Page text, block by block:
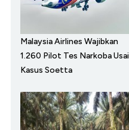
Malaysia Airlines Wajibkan
1.260 Pilot Tes Narkoba Usai
Kasus Soetta